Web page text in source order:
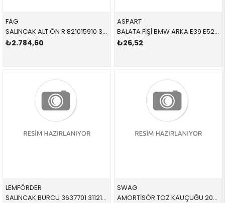
FAG
SALINCAK ALT ÖN R 821015910 31122341296 31122341296 E39 SAĞ 1996-2004
₺2.784,60
ASPART
BALATA FİŞİ BMW ARKA E39 E52 5 SERİSİ Z8 1996-2003
₺26,52
LEMFÖRDER
SALINCAK BURCU 3637701 31121133710 31121133710 E34 ÜST SALINCAK BURCU SAĞ-SOL 1988-1995
SWAG
AMORTİSÖR TOZ KAUÇUĞU 20921107 33531091031 33531091031 E39,E38 1.6,2.0,3.0 ARKA SAĞ-SOL 1996-2003